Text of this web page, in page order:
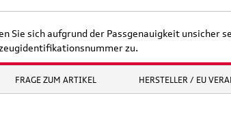
Sie sich aufgrund der Passgenauigkeit unsicher
zu.
FRAGE ZUM ARTIKEL HERSTELLER / EU